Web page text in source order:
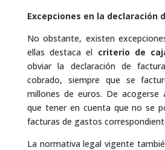
Excepciones en la declaración
No obstante, existen
ellas destaca el criterio de
obviar la declaración de
cobrado, siempre que se
millones de euros. De acogerse
que tener en cuenta que no se
facturas de gastos
La normativa legal vigente